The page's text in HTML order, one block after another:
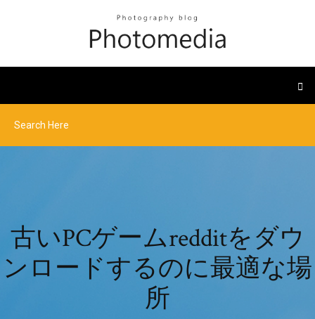
古いPCゲームredditをダウ
ンロードするのに最適な場
所